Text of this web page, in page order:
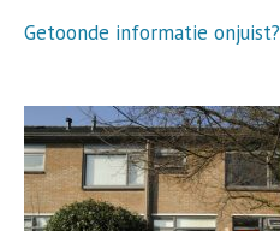
Getoonde informatie onjuist?